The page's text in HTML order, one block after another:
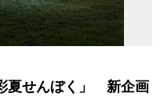
夏せんぼく」 新企画